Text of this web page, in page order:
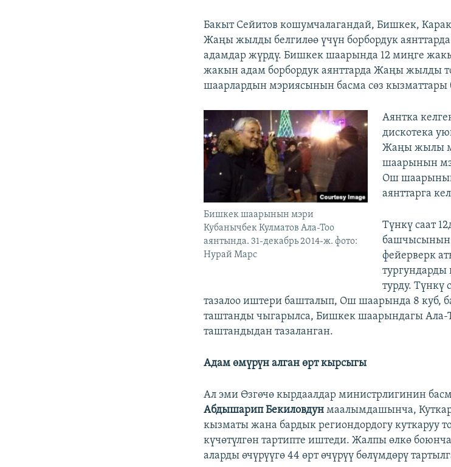
Бакыт Сейитов кошумчалагандай, Бишкек,
Жаңы жылды белгилөө үчүн борбордук аянттарда
адамдар жүрдү. Бишкек шаарында 12 миңге
жакын адам борбордук аянттарда Жаңы жылды
шаарлардын мэриясынын басма сөз
Бишкек шаарынын мэри
Кубанычбек Кулматов Ала-Тоо
аянтында. 31-декабрь 2014-ж. фото:
Нурай Марс
Аянтка
дискотека
Жаңы жылы
шаарынын
Ош
аянттарга
Түнкү саат
башчысынын
фейерверк
тургундарды
турду. Түнкү
тазалоо иштери башталып, Ош шаарында 8 куб,
таштанды чыгарылса, Бишкек шаарындагы Ала-
таштандыдан тазаланган.
Адам өмүрүн алган өрт кырсыгы
Ал эми Өзгөчө кырдаалдар министрлигинин
Абдышарип Бекиловдун маалымдашынча,
кызматы жана бардык региондордогу куткаруу
күчөтүлгөн тартипте иштеди. Жалпы өлкө
аларды өчүрүүгө 44 өрт өчүрүү бөлүмдөрү